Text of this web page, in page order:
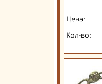
Цена:
Кол-во: